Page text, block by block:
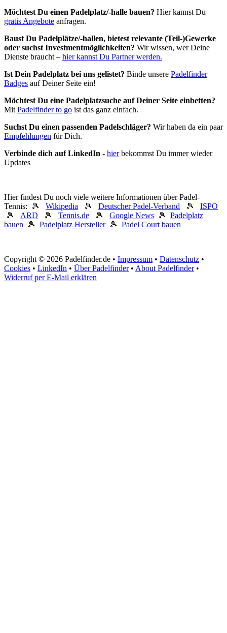
Möchtest Du einen Padelplatz/-halle bauen? Hier kannst Du
gratis Angebote anfragen.
Baust Du Padel­plätze/-hallen, bietest relevante (Teil-)Gewerke
oder suchst In­vest­ment­möglich­keiten? Wir wissen, wer Deine
Dienste braucht – hier kannst Du Partner werden.
Ist Dein Padelplatz bei uns gelistet? Binde unsere Padelfinder
Badges auf Deiner Seite ein!
Möchtest Du eine Padelplatzsuche auf Deiner Seite einbetten?
MitPadelfinder to go ist das ganz einfach.
Suchst Du einen passenden Padelschläger? Wir haben da ein paar
Empfehlungen für Dich.
Verbinde dich auf LinkedIn - hierbekommst Du immer wieder
Updates
Hier findest Du noch viele weitere Informationen über Padel-
Tennis: 🎾 Wikipedia 🎾 Deutscher Padel-Verband 🎾 ISPO
🎾 ARD 🎾 Tennis.de 🎾 Google News 🎾 Padelplatz
bauen 🎾 Padelplatz Hersteller🎾 Padel Court bauen
Copyright © 2026 Padelfinder.de • Impressum • Datenschutz •
Cookies • LinkedIn • Über Padelfinder• About Padelfinder•
Widerruf per E-Mail erklären